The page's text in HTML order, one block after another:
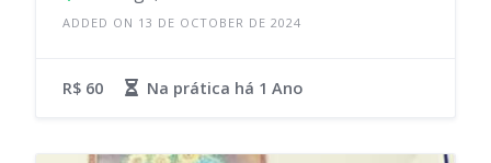
ADDED ON 13 DE OCTOBER DE 2024
R$ 60 Na prática há 1 Ano